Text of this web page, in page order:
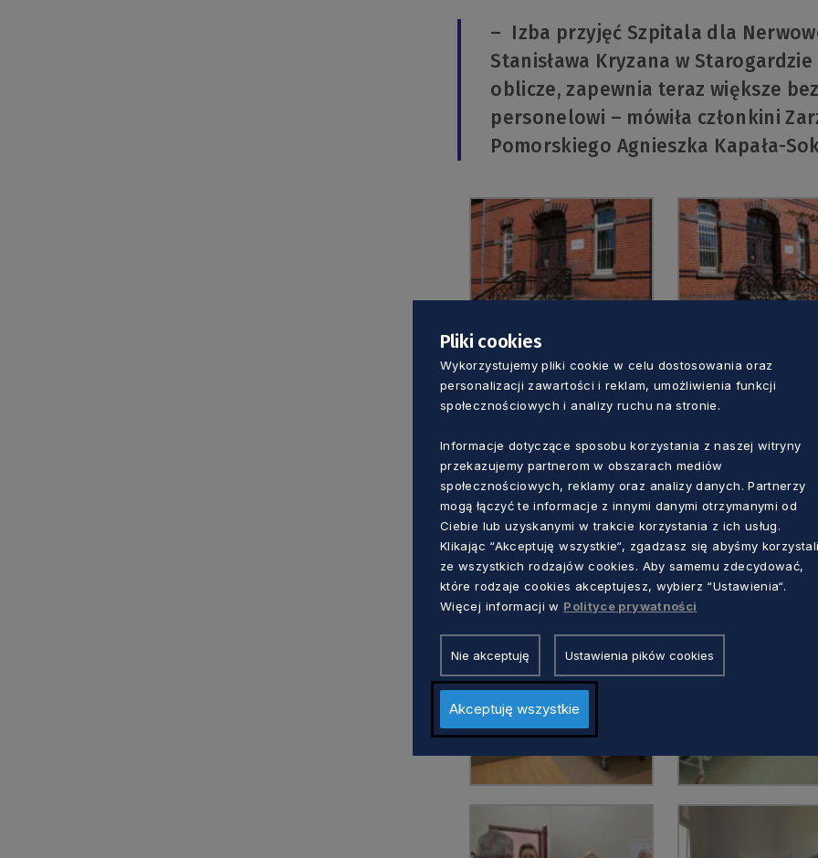
– Izba przyjęć Szpitala dla
Stanisława Kryzana w
oblicze, zapewnia teraz większe
personelowi – mówiła członkini
Pomorskiego Agnieszka Kapała-
Pliki cookies
Wykorzystujemy pliki cookie w celu dostosowania oraz
personalizacji zawartości i reklam, umożliwienia funkcji
społecznościowych i analizy ruchu na stronie.
Informacje dotyczące sposobu korzystania z naszej witryny
przekazujemy partnerom w obszarach mediów
społecznościowych, reklamy oraz analizy danych. Partnerzy
mogą łączyć te informacje z innymi danymi otrzymanymi od
Ciebie lub uzyskanymi w trakcie korzystania z ich usług.
Klikając “Akceptuję wszystkie“, zgadzasz się abyśmy
ze wszystkich rodzajów cookies. Aby samemu zdecydować,
które rodzaje cookies akceptujesz, wybierz “Ustawienia“.
Więcej informacji w Polityce prywatności
Nie akceptuję Ustawienia pików cookies
Akceptuję wszystkie